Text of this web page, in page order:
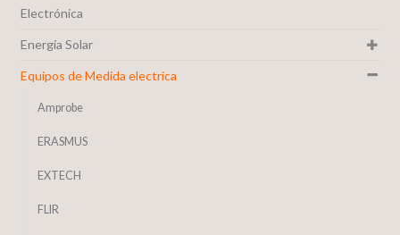
Electrónica
Energía Solar
Equipos de Medida electrica
Amprobe
ERASMUS
EXTECH
FLIR